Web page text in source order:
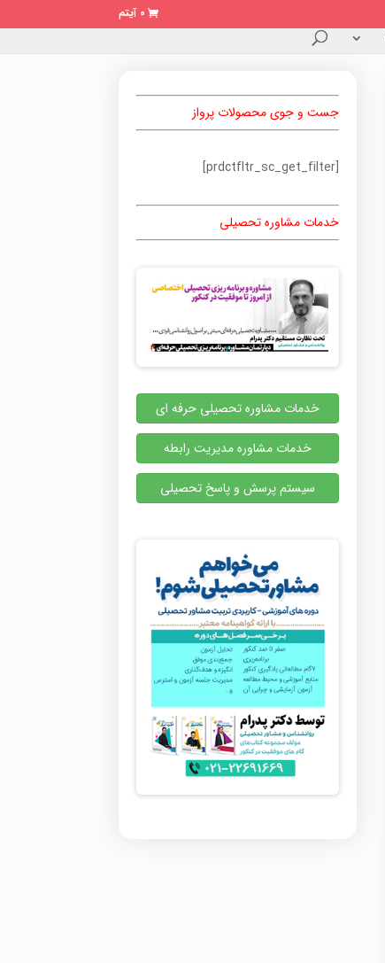
0 آیتم
جست و جوی محصولات پرواز
[prdctfltr_sc_get_filter]
خدمات مشاوره تحصیلی
خدمات مشاوره تحصیلی حرفه ای
خدمات مشاوره مدیریت رابطه
سیستم پرسش و پاسخ تحصیلی